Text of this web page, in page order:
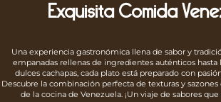
Exquisita Comida
Una experiencia gastronómica llena de sabor y
empanadas rellenas de ingredientes auténticos hasta
dulces cachapas, cada plato está preparado con
Descubre la combinación perfecta de texturas y
de la cocina de Venezuela. ¡Un viaje de sabores